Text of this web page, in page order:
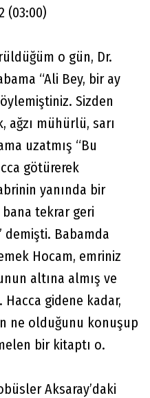
(03:00)
o gün, Dr.
“Ali Bey, bir ay
Sizden
ağzı mühürlü, sarı
uzatmış “Bu
götürerek
yanında bir
tekrar geri
demişti. Babamda
Hocam, emriniz
altına almış ve
gidene kadar,
ne olduğunu konuşup
bir kitaptı o.
Aksaray’daki